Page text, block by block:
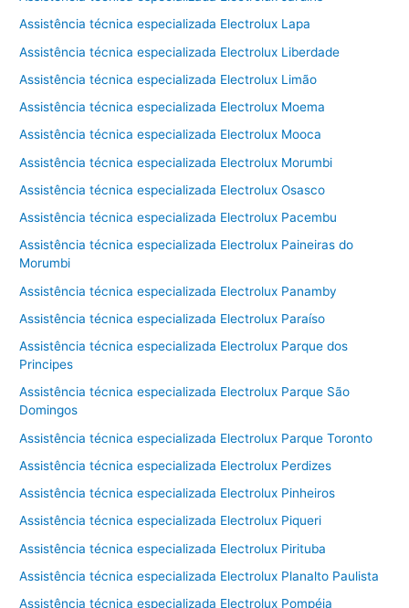
Assistência técnica especializada Electrolux Lapa
Assistência técnica especializada Electrolux Liberdade
Assistência técnica especializada Electrolux Limão
Assistência técnica especializada Electrolux Moema
Assistência técnica especializada Electrolux Mooca
Assistência técnica especializada Electrolux Morumbi
Assistência técnica especializada Electrolux Osasco
Assistência técnica especializada Electrolux Pacembu
Assistência técnica especializada Electrolux Paineiras do
Morumbi
Assistência técnica especializada Electrolux Panamby
Assistência técnica especializada Electrolux Paraíso
Assistência técnica especializada Electrolux Parque dos
Principes
Assistência técnica especializada Electrolux Parque São
Domingos
Assistência técnica especializada Electrolux Parque Toronto
Assistência técnica especializada Electrolux Perdizes
Assistência técnica especializada Electrolux Pinheiros
Assistência técnica especializada Electrolux Piqueri
Assistência técnica especializada Electrolux Pirituba
Assistência técnica especializada Electrolux Planalto Paulista
Assistência técnica especializada Electrolux Pompéia